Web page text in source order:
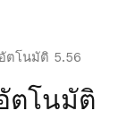
ตโนมัติ 5.56
ตโนมัติ